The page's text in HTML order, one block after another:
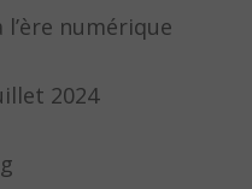
l’ère numérique
2024